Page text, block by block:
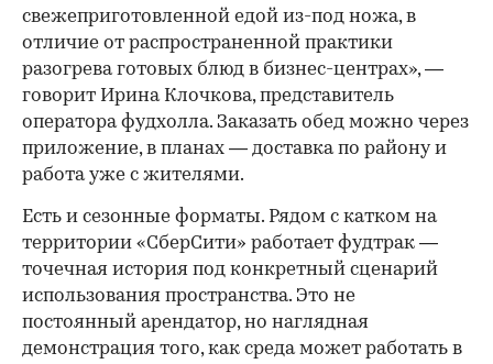
свежеприготовленной едой из-под ножа, в
отличие от распространенной практики
разогрева готовых блюд в бизнес-центрах», —
говорит Ирина Клочкова, представитель
оператора фудхолла. Заказать обед можно через
приложение, в планах — доставка по району и
работа уже с жителями.
Есть и сезонные форматы. Рядом с катком на
территории «СберСити» работает фудтрак —
точечная история под конкретный сценарий
использования пространства. Это не
постоянный арендатор, но наглядная
демонстрация того, как среда может работать в